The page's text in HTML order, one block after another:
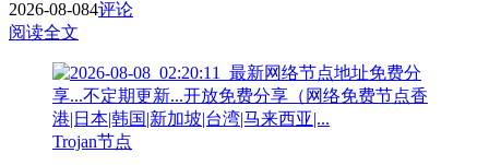
2026-08-084评论
阅读全文
Trojan节点